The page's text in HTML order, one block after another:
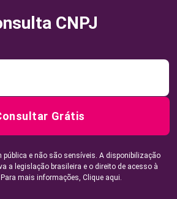
CNPJ
Grátis
pública e não são sensíveis. A disponibilização
a legislação brasileira e o direito de acesso à
mais informações, Clique aqui.